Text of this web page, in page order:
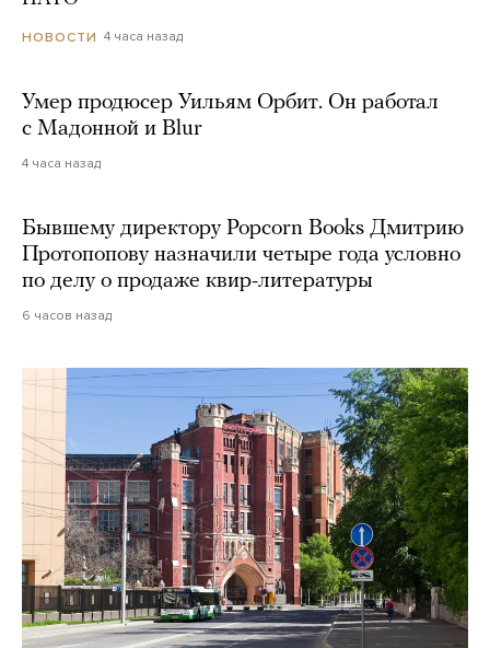
НОВОСТИ 4 часа назад
Умер продюсер Уильям Орбит. Он работал
с Мадонной и Blur
4 часа назад
Бывшему директору Popcorn Books Дмитрию
Протопопову назначили четыре года условно
по делу о продаже квир-литературы
6 часов назад